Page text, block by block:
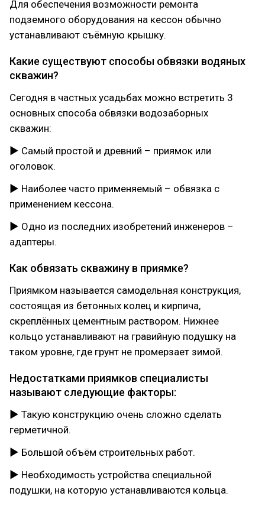
Для обеспечения возможности ремонта
подземного оборудования на кессон обычно
устанавливают съёмную крышку.
Какие существуют способы обвязки водяных
скважин?
Сегодня в частных усадьбах можно встретить 3
основных способа обвязки водозаборных
скважин:
► Самый простой и древний – приямок или
оголовок.
► Наиболее часто применяемый – обвязка с
применением кессона.
► Одно из последних изобретений инженеров –
адаптеры.
Как обвязать скважину в приямке?
Приямком называется самодельная конструкция,
состоящая из бетонных колец и кирпича,
скреплённых цементным раствором. Нижнее
кольцо устанавливают на гравийную подушку на
таком уровне, где грунт не промерзает зимой.
Недостатками приямков специалисты
называют следующие факторы:
► Такую конструкцию очень сложно сделать
герметичной.
► Большой объём строительных работ.
► Необходимость устройства специальной
подушки, на которую устанавливаются кольца.